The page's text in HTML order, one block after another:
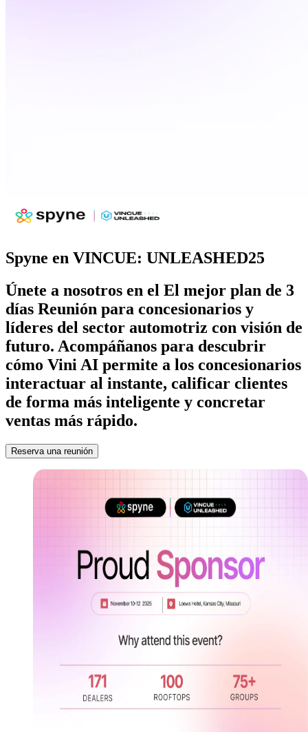
Spyne en VINCUE: UNLEASHED25
Únete a nosotros en el El mejor plan de 3
días Reunión para concesionarios y
líderes del sector automotriz con visión de
futuro. Acompáñanos para descubrir
cómo Vini AI permite a los concesionarios
interactuar al instante, calificar clientes
de forma más inteligente y concretar
ventas más rápido.
Reserva una reunión